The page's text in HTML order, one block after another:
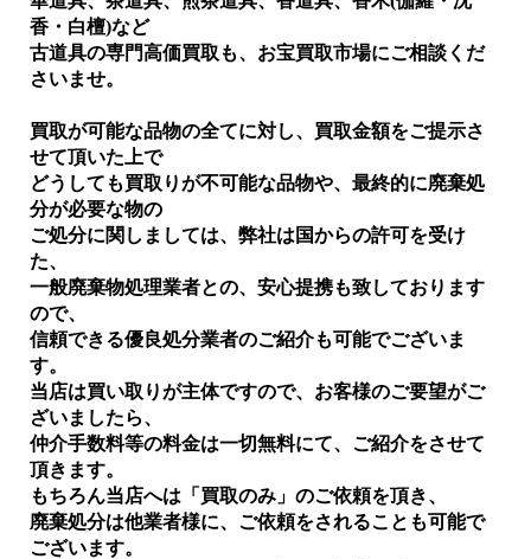
香・白檀)など
古道具の専門高価買取も、お宝買取市場にご相談くだ
さいませ。
買取が可能な品物の全てに対し、買取金額をご提示さ
せて頂いた上で
どうしても買取りが不可能な品物や、最終的に廃棄処
分が必要な物の
ご処分に関しましては、弊社は国からの許可を受け
た、
一般廃棄物処理業者との、安心提携も致しております
ので、
信頼できる優良処分業者のご紹介も可能でございま
す。
当店は買い取りが主体ですので、お客様のご要望がご
ざいましたら、
仲介手数料等の料金は一切無料にて、ご紹介をさせて
頂きます。
もちろん当店へは「買取のみ」のご依頼を頂き、
廃棄処分は他業者様に、ご依頼をされることも可能で
ございます。